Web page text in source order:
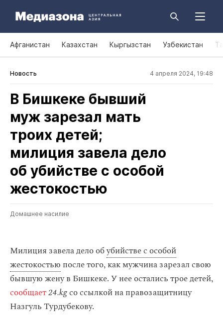
Афганистан Казахстан Кыргызстан Узбекистан
Новость 4 апреля 2024, 19:48
В Бишкеке бывший
муж зарезал мать
троих детей;
милиция завела дело
об убийстве с особой
жестокостью
Домашнее насилие
Милиция завела дело обубийстве с особой
жестокостью после того, как мужчина зарезал свою
бывшую жену в Бишкеке. У нее остались трое детей,
сообщает24.kgсо ссылкой на правозащитницу
Назгуль Турдубекову.